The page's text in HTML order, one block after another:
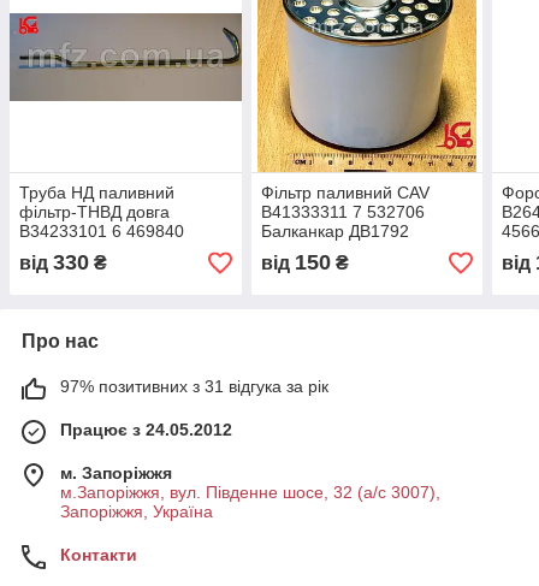
Труба НД паливний
фільтр-ТНВД довга
В34233101 6 469840
від 330 ₴
Фільтр паливний CAV
В41333311 7 532706
Балканкар ДВ1792
від 150₴ від
Про нас
97% позитивних з 31 відгука за рік
Працює з 24.05.2012
м. Запоріжжя
м.Запоріжжя, вул. Південне шосе, 32 (а/с 3007),
Запоріжжя, Україна
Контакти